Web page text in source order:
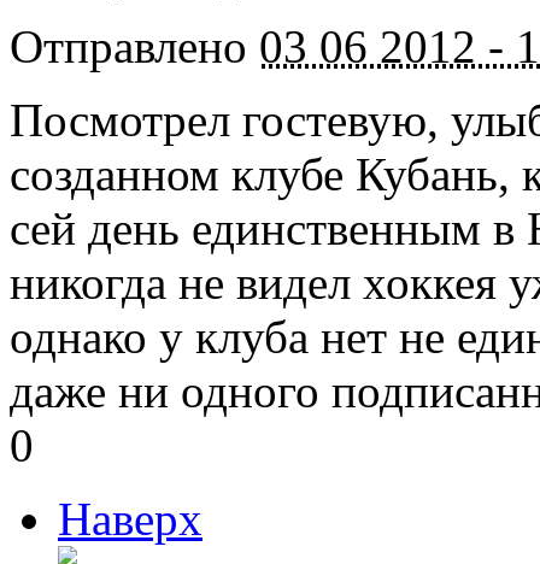
Отправлено 03 06 2012 -
Посмотрел гостевую,
созданном клубе Кубань,
сей день единственным
никогда не видел хоккея
однако у клуба нет не
даже ни одного
0
Наверх